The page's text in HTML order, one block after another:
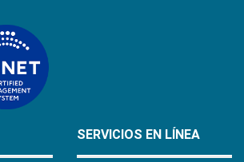
SERVICIOS EN LÍNEA